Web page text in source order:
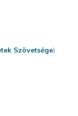
Szövetsége)